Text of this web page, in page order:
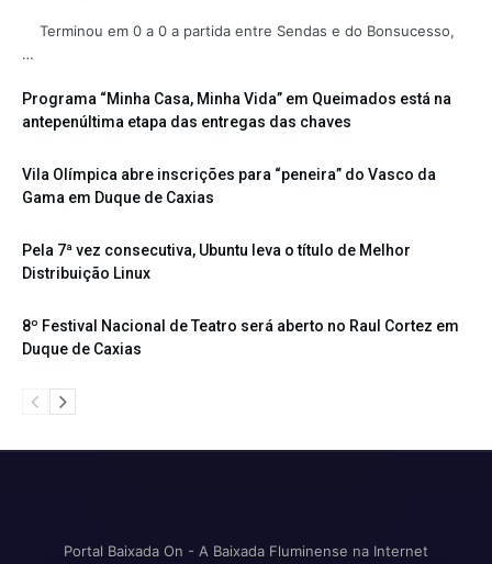
Terminou em 0 a 0 a partida entre Sendas e do Bonsucesso,
…
Programa “Minha Casa, Minha Vida” em Queimados está na
antepenúltima etapa das entregas das chaves
Vila Olímpica abre inscrições para “peneira” do Vasco da
Gama em Duque de Caxias
Pela 7ª vez consecutiva, Ubuntu leva o título de Melhor
Distribuição Linux
8º Festival Nacional de Teatro será aberto no Raul Cortez em
Duque de Caxias
Portal Baixada On - A Baixada Fluminense na Internet